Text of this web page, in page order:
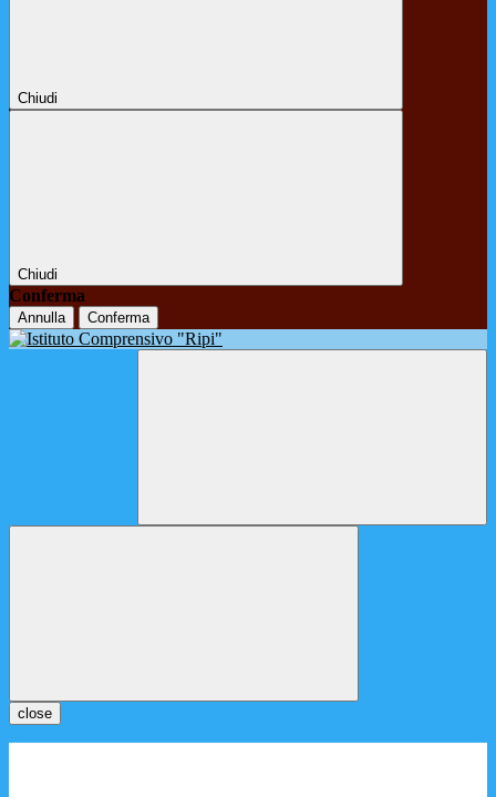
Chiudi
Chiudi
Conferma
Annulla Conferma
close